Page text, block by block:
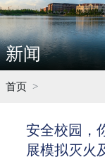
新闻
首页
安全校园，
展模拟灭火